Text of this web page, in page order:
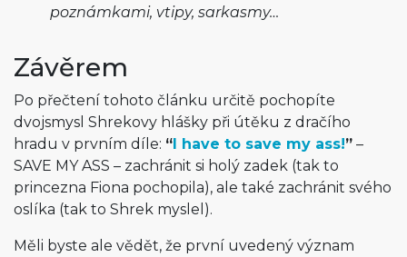
poznámkami, vtipy, sarkasmy…
Závěrem
Po přečtení tohoto článku určitě pochopíte
dvojsmysl Shrekovy hlášky při útěku z dračího
hradu v prvním díle: “I have to save my ass!” –
SAVE MY ASS – zachránit si holý zadek (tak to
princezna Fiona pochopila), ale také zachránit svého
oslíka (tak to Shrek myslel).
Měli byste ale vědět, že první uvedený význam